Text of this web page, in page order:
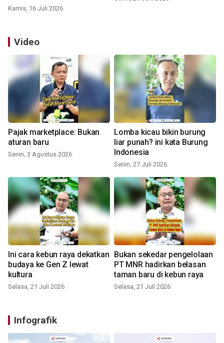
Kamis, 16 Juli 2026
Video
Pajak marketplace: Bukan
aturan baru
Senin, 3 Agustus 2026
Lomba kicau bikin burung
liar punah? ini kata Burung
Indonesia
Senin, 27 Juli 2026
Ini cara kebun raya dekatkan
budaya ke Gen Z lewat
kultura
Selasa, 21 Juli 2026
Bukan sekedar pengelolaan
PT MNR hadirkan belasan
taman baru di kebun raya
Selasa, 21 Juli 2026
Infografik